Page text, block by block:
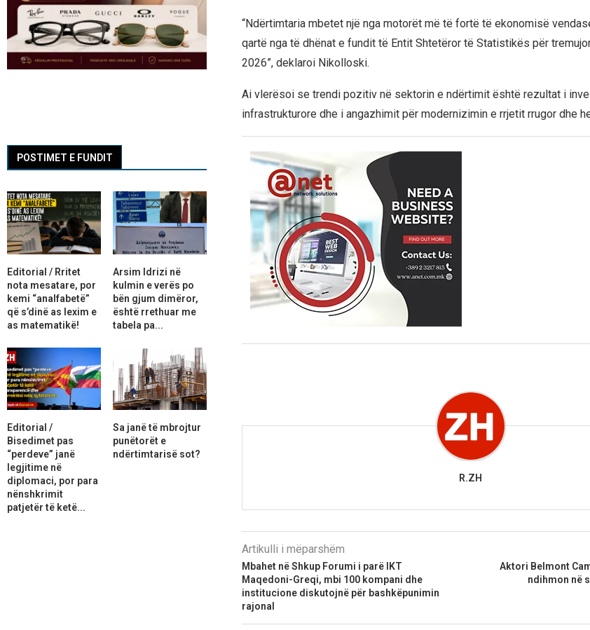
“Ndërtimtaria mbetet një nga motorët më të fortë të ekonomisë
qartë nga të dhënat e fundit të Entit Shtetëror të Statistikës për
2026”, deklaroi Nikolloski.
Ai vlerësoi se trendi pozitiv në sektorin e ndërtimit është rezultat i
infrastrukturore dhe i angazhimit për modernizimin e rrjetit rrugor dhe
R.ZH
Artikulli i mëparshëm
Mbahet në Shkup Forumi i parë IKT
Maqedoni-Greqi, mbi 100 kompani dhe
institucione diskutojnë për bashkëpunimin
rajonal
Aktori Belmont
ndihmon në
POSTIMET E FUNDIT
Editorial / Rritet
nota mesatare, por
kemi “analfabetë”
që s’dinë as lexim e
as matematikë!
Arsim Idrizi në
kulmin e verës po
bën gjum dimëror,
është rrethuar me
tabela pa...
Editorial /
Bisedimet pas
“perdeve” janë
legjitime në
diplomaci, por para
nënshkrimit
patjetër të ketë...
Sa janë të mbrojtur
punëtorët e
ndërtimtarisë sot?